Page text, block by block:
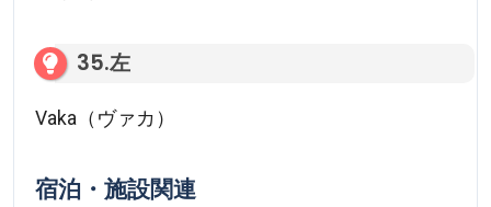
35.左
Vaka（ヴァカ）
宿泊・施設関連